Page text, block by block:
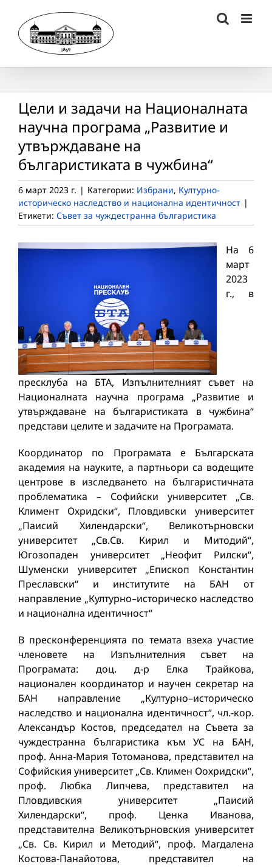
content
Цели и задачи на Националната
научна програма „Развитие и
утвърждаване на
българистиката в чужбина“
6 март 2023 г. | Категории: Избрани, Културно-
историческо наследство и национална идентичност |
Етикети: Съвет за чуждестранна българистика
На 6
март
2023
г., в
пресклуба на БТА, Изпълнителният съвет на
Националната научна програма „Развитие и
утвърждаване на българистиката в чужбина“
представи целите и задачите на Програмата.
Координатор по Програмата е Българската
академия на науките, а партньори са водещите
центрове в изследването на българистичната
проблематика – Софийски университет „Св.
Климент Охридски“, Пловдивски университет
„Паисий Хилендарски“, Великотърновски
университет „Св.Св. Кирил и Митодий“,
Югозопаден университет „Неофит Рилски“,
Шуменски университет „Епископ Константин
Преславски“ и институтите на БАН от
направление „Културно–историческо наследство
и национална идентичност“
В пресконференцията по темата взеха участие
членовете на Изпълнителния съвет на
Програмата: доц. д-р Елка Трайкова,
национален координатор и научен секретар на
БАН направление „Културно–историческо
наследство и национална идентичност“, чл.-кор.
Александър Костов, председател на Съвета за
чуждестранна българистика към УС на БАН,
проф. Анна-Мария Тотоманова, представител на
Софийския университет „Св. Климен Оохридски“,
проф. Любка Липчева, представител на
Пловдивския университет „Паисий
Хилендарски“, проф. Ценка Иванова,
представителна Великотърновския университет
„Св. Св. Кирил и Мeтодий“, проф. Магдалена
Костова-Панайотова, представител на